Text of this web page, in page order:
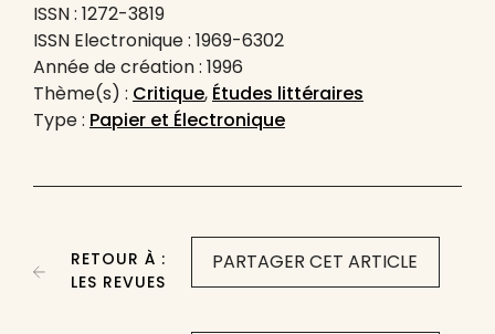
ISSN : 1272-3819
ISSN Electronique : 1969-6302
Année de création : 1996
Thème(s) : Critique, Études littéraires
Type : Papier et Électronique
PARTAGER CET ARTICLE
RETOUR À :
LES REVUES